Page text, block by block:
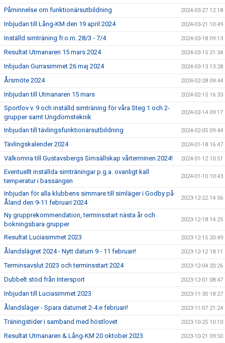
Påminnelse om funktionärsutbildning 2024-03-27 12:18
Inbjudan till Lång-KM den 19 april 2024 2024-03-21 10:49
Inställd simträning fr.o.m. 28/3 - 7/4 2024-03-18 09:13
Resultat Utmanaren 15 mars 2024 2024-03-15 21:34
Inbjudan Gurrasimmet 26 maj 2024 2024-03-13 13:28
Årsmöte 2024 2024-02-28 09:44
Inbjudan till Utmanaren 15 mars 2024-02-15 16:33
Sportlov v. 9 och inställd simträning för våra Steg 1 och 2-
grupper samt Ungdomsteknik
2024-02-14 09:17
Inbjudan till tävlingsfunktionärsutbildning 2024-02-05 09:44
Tävlingskalender 2024 2024-01-18 16:47
Välkomna till Gustavsbergs Simsällskap vårterminen 2024! 2024-01-12 10:51
Eventuellt inställda simträningar p.g.a. ovanligt kall
temperatur i bassängen
2024-01-10 10:43
Inbjudan för alla klubbens simmare till simläger i Godby på
Åland den 9-11 februari 2024
2023-12-22 14:56
Ny grupprekommendation, terminsstart nästa år och
bokningsbara grupper
2023-12-18 14:25
Resultat Luciasimmet 2023 2023-12-15 20:49
Ålandslägret 2024 - Nytt datum 9 - 11 februari! 2023-12-12 18:11
Terminsavslut 2023 och terminsstart 2024 2023-12-04 20:26
Dubbelt stöd från Intersport 2023-12-01 08:47
Inbjudan till Luciasimmet 2023 2023-11-30 18:27
Ålandsläger - Spara datumet 2-4:e februari! 2023-11-07 21:24
Träningstider i samband med höstlovet 2023-10-25 10:10
Resultat Utmanaren & Lång-KM 20 oktober 2023 2023-10-21 09:50